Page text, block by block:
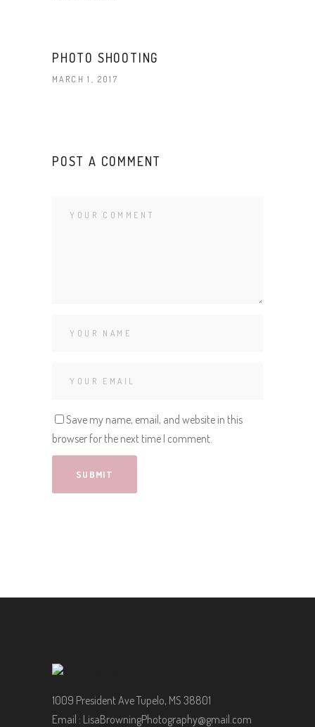
PHOTO SHOOTING
MARCH 1, 2017
POST A COMMENT
Save my name, email, and website in this
browser for the next time I comment.
1009 President Ave Tupelo, MS 38801
Email : LisaBrowningPhotography@gmail.com